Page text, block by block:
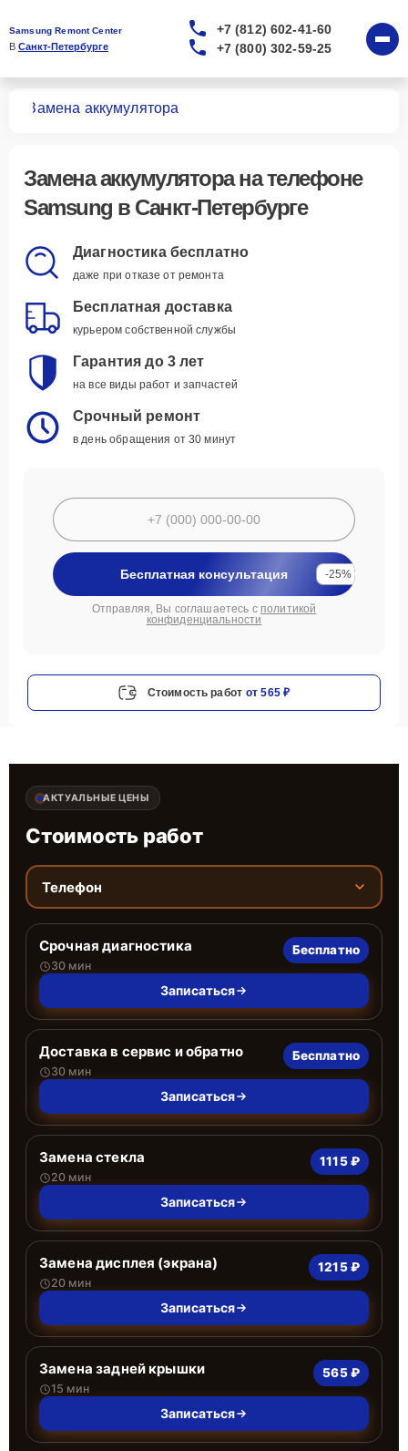
Samsung Remont Center
В Санкт-Петербурге
+7 (812) 602-41-60
+7 (800) 302-59-25
Замена аккумулятора
Замена аккумуляторана телефоне
Samsung в Санкт-Петербурге
Диагностика бесплатно
даже при отказе от ремонта
Бесплатная доставка
курьером собственной службы
Гарантия до 3 лет
на все виды работ и запчастей
Срочный ремонт
в день обращения от 30 минут
Бесплатная консультация -25%
Отправляя, Вы соглашаетесь с политикой
конфиденциальности
Стоимость работ от 565 ₽
АКТУАЛЬНЫЕ ЦЕНЫ
Стоимость работ
Телефон
Срочная диагностика
30 мин
Бесплатно
Записаться
Доставка в сервис и обратно
30 мин
Бесплатно
Записаться
Замена стекла
20 мин
1115 ₽
Записаться
Замена дисплея (экрана)
20 мин
1215 ₽
Записаться
Замена задней крышки
15 мин
565 ₽
Записаться